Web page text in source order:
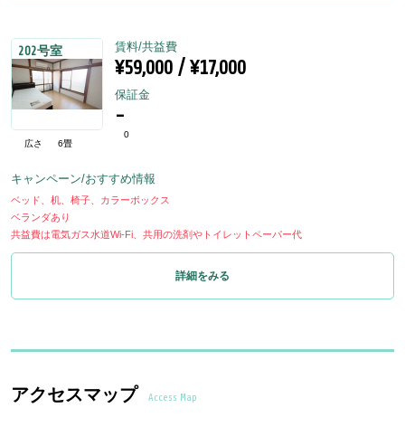
202号室
広さ 6畳
賃料/共益費
¥59,000 / ¥17,000
保証金
-
0
キャンペーン/おすすめ情報
ベッド、机、椅子、カラーボックス
ベランダあり
共益費は電気ガス水道Wi-Fi、共用の洗剤やトイレットペーパー代
詳細をみる
アクセスマップ Access Map